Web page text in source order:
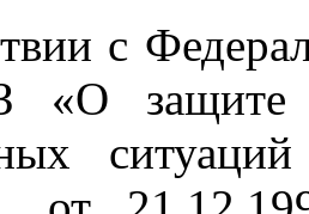
с
защите